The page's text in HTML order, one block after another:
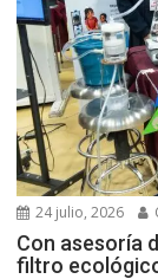
24 julio, 2026
Con asesoría
filtro